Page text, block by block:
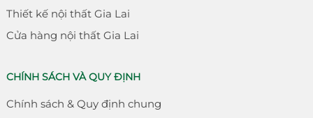
Thiết kế nội thất Gia Lai
Cửa hàng nội thất Gia Lai
CHÍNH SÁCH VÀ QUY ĐỊNH
Chính sách & Quy định chung